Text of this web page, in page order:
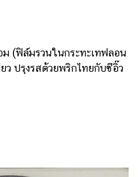
(ฟิล์มรวนในกระทะเทฟลอน
ว ปรุงรสด้วยพริกไทยกับซีอิ๊ว